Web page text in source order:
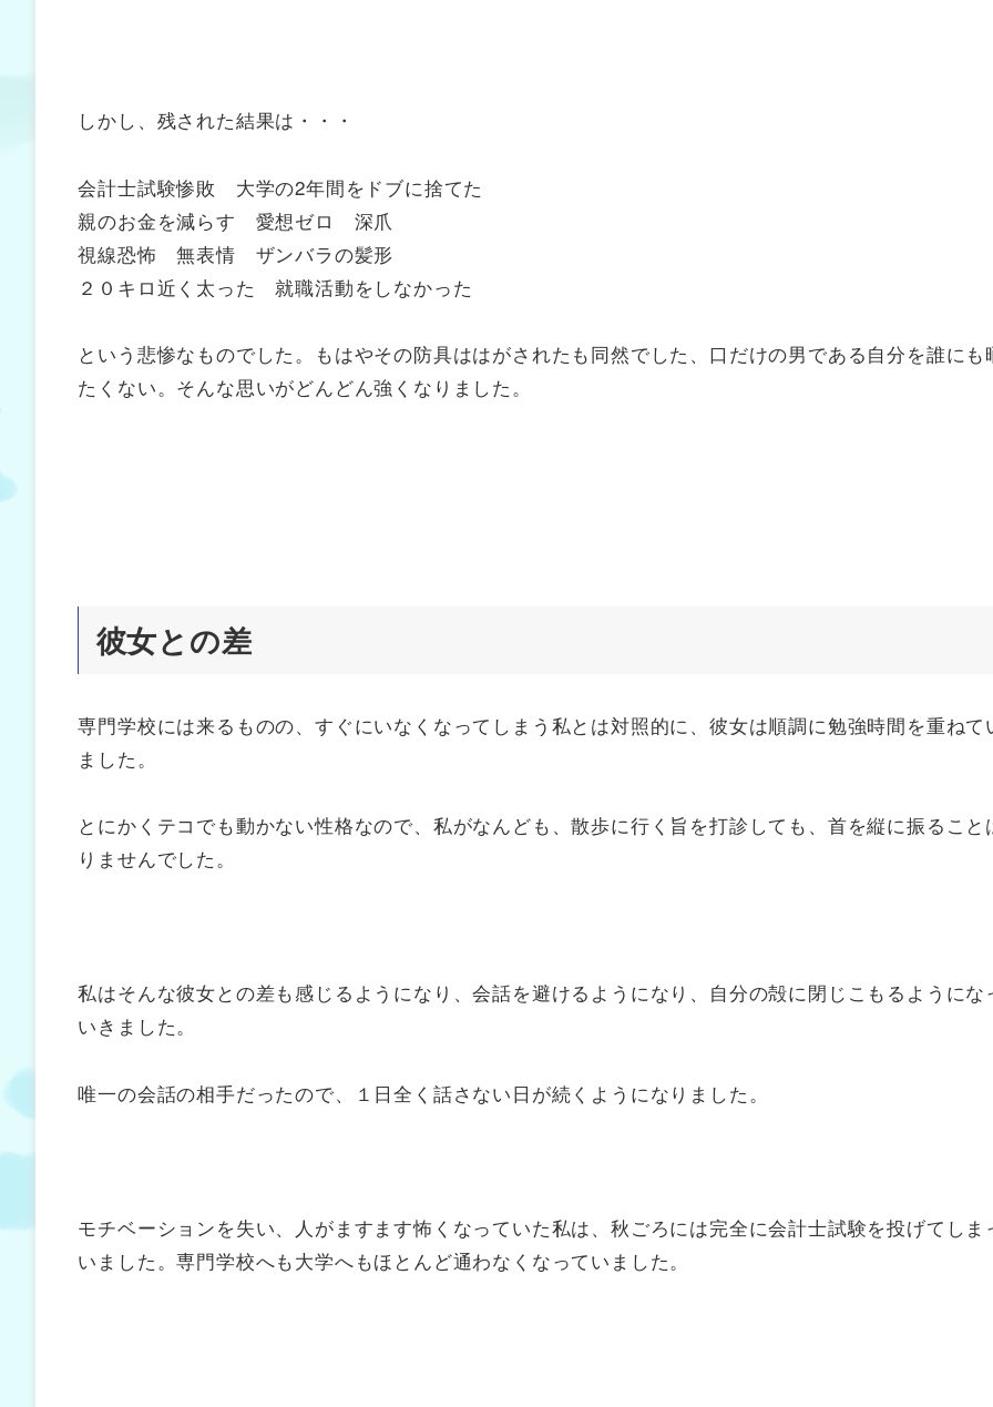
しかし、残された結果は・・・
会計士試験惨敗 大学の2年間をドブに捨てた
親のお金を減らす 愛想ゼロ 深爪
視線恐怖 無表情 ザンバラの髪形
２０キロ近く太った 就職活動をしなかった
という悲惨なものでした。もはやその防具ははがされたも同然でした、口だけの男である自分を誰にも
たくない。そんな思いがどんどん強くなりました。
彼女との差
専門学校には来るものの、すぐにいなくなってしまう私とは対照的に、彼女は順調に勉強時間を重ねて
ました。
とにかくテコでも動かない性格なので、私がなんども、散歩に行く旨を打診しても、首を縦に振ること
りませんでした。
私はそんな彼女との差も感じるようになり、会話を避けるようになり、自分の殻に閉じこもるようにな
いきました。
唯一の会話の相手だったので、１日全く話さない日が続くようになりました。
モチベーションを失い、人がますます怖くなっていた私は、秋ごろには完全に会計士試験を投げてしま
いました。専門学校へも大学へもほとんど通わなくなっていました。